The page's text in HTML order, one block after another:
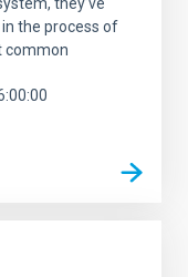
the process of
common